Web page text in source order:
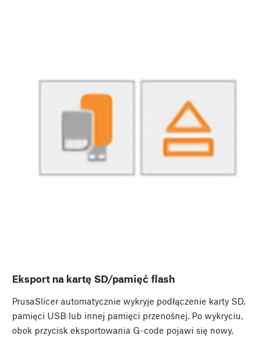
Eksport na kartę SD/pamięć flash
PrusaSlicer automatycznie wykryje podłączenie karty SD,
pamięci USB lub innej pamięci przenośnej. Po wykryciu,
obok przycisk eksportowania G-code pojawi się nowy,